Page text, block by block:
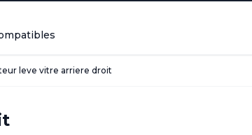
leve vitre arriere droit